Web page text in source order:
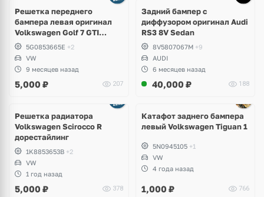
Решетка переднего
бампера левая оригинал
Volkswagen Golf 7 GTI
дорест
5G0853665E +2
VW
9 месяцев назад
5,000 ₽ 207
Задний бампер с
диффузором оригинал Audi
RS3 8V Sedan
8V5807067M +9
AUDI
6 месяцев назад
40,000 ₽ 188
Решетка радиатора
Volkswagen Scirocco R
дорестайлинг
1K8853653B +2
VW
1 год назад
5,000 ₽ 378
Катафот заднего бампера
левый Volkswagen Tiguan 1
5N0945105 +1
VW
4 года назад
1,000 ₽ 766